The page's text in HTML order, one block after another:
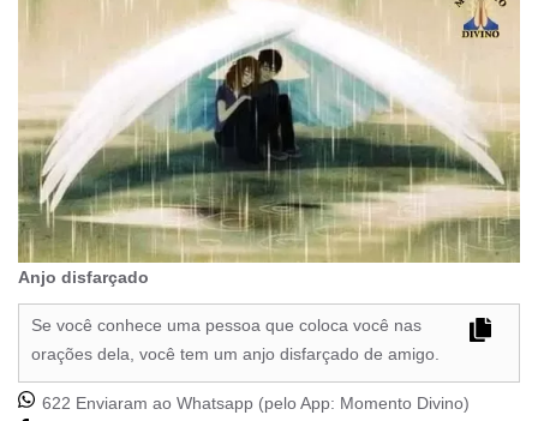
Anjo disfarçado
Se você conhece uma pessoa que coloca você nas
orações dela, você tem um anjo disfarçado de amigo.
622 Enviaram ao Whatsapp (pelo App: Momento Divino)